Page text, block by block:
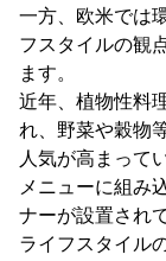
一方、欧米では
フスタイルの観
ます。
近年、植物性料
れ、野菜や穀物
人気が高まって
メニューに組み
ナーが設置され
ライフスタイル